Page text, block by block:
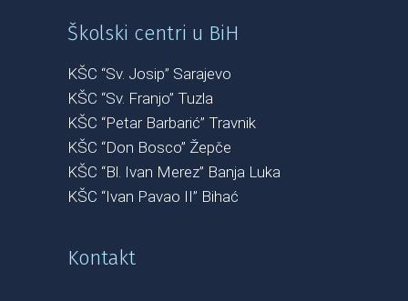
Školski centri u BiH
KŠC “Sv. Josip” Sarajevo
KŠC “Sv. Franjo” Tuzla
KŠC “Petar Barbarić” Travnik
KŠC “Don Bosco” Žepče
KŠC “Bl. Ivan Merez” Banja Luka
KŠC “Ivan Pavao II” Bihać
Kontakt